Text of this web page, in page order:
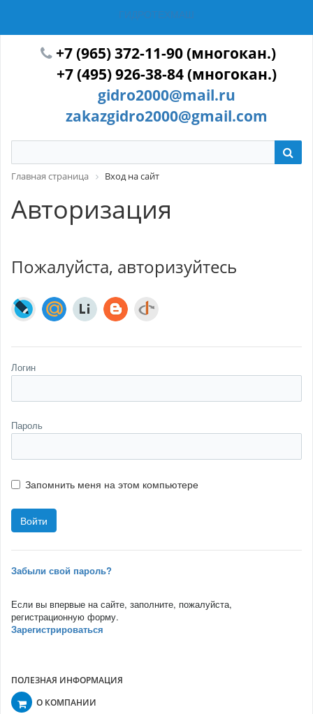
ГИДРОТЕХМАШ
+7 (965) 372-11-90 (многокан.)
+7 (495) 926-38-84 (многокан.)
gidro2000@mail.ru
zakazgidro2000@gmail.com
Главная страница Вход на сайт
Авторизация
Пожалуйста, авторизуйтесь
Логин
Пароль
Запомнить меня на этом компьютере
Забыли свой пароль?
Если вы впервые на сайте, заполните, пожалуйста,
регистрационную форму.
Зарегистрироваться
ПОЛЕЗНАЯ ИНФОРМАЦИЯ
О КОМПАНИИ